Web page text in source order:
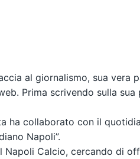
al giornalismo, sua vera
Prima scrivendo sulla sua
ha collaborato con il
Napoli”.
Calcio, cercando di